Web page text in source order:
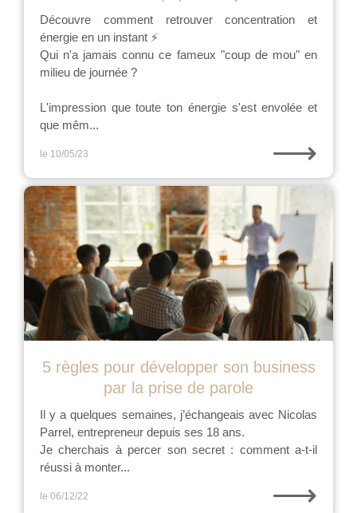
Découvre comment retrouver concentration et
énergie en un instant ⚡
Qui n'a jamais connu ce fameux "coup de mou" en
milieu de journée ?
L'impression que toute ton énergie s'est envolée et
que mêm...
le 10/05/23 ⟶
5 règles pour développer son business
par la prise de parole
Il y a quelques semaines, j’échangeais avec Nicolas
Parrel, entrepreneur depuis ses 18 ans.
Je cherchais à percer son secret : comment a-t-il
réussi à monter...
le 06/12/22 ⟶